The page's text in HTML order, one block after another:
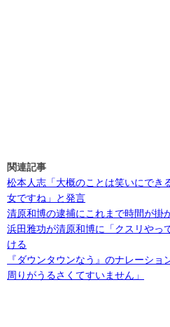
関連記事
松本人志「大概のことは笑いにで
女ですね」と発言
清原和博の逮捕にこれまで時間が掛
浜田雅功が清原和博に「クスリやっ
ける
『ダウンタウンなう』のナレーシ
周りがうるさくてすいません」